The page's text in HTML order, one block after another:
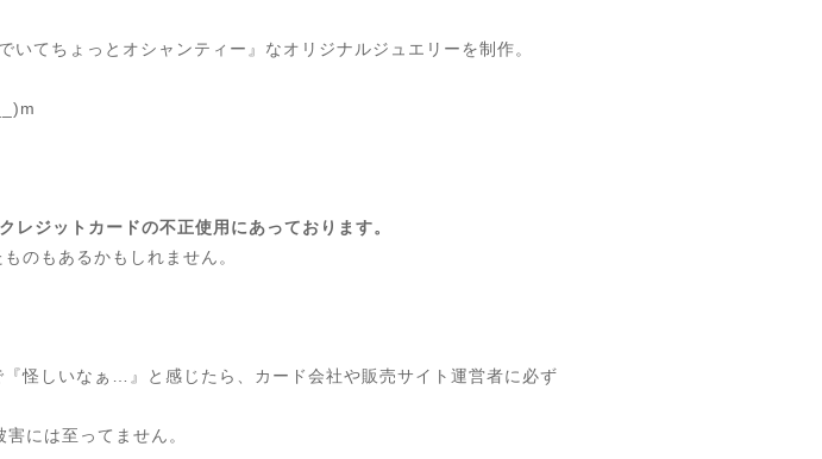
てちょっとオシャンティー』なオリジナルジュエリーを制作。
レジットカードの不正使用にあっております。
のもあるかもしれません。
怪しいなぁ…』と感じたら、カード会社や販売サイト運営者に必ず
には至ってません。